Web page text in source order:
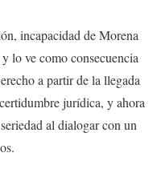
incapacidad de Morena
lo ve como consecuencia
a partir de la llegada
jurídica, y ahora
al dialogar con un